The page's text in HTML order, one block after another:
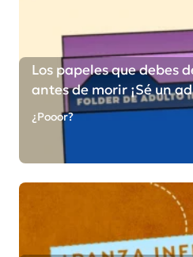
Los papeles que debes
antes de morir ¡Sé un
¿Pooor?